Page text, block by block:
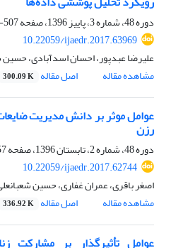
دوره 48، شماره 3، پاییز 1396، صفحه
507-518
10.22059/ijaedr.2017.63969
علیرضا عبدپور، احسان اسدآبادی،
مشاهده مقاله
اصل مقاله 300.09 K
عوامل موثر بر دانش مدیریت
رزن
دوره 48، شماره 2، تابستان 1396، صفحه
10.22059/ijaedr.2017.62744
اصغر باقری، عمران غفاری، حسین
مشاهده مقاله
اصل مقاله 336.92 K
عوامل تأثیرگذار بر مشارکت